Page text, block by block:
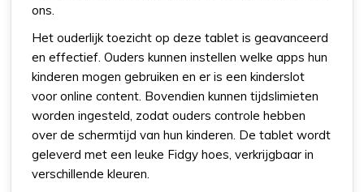
ons.
Het ouderlijk toezicht op deze tablet is geavanceerd
en effectief. Ouders kunnen instellen welke apps hun
kinderen mogen gebruiken en er is een kinderslot
voor online content. Bovendien kunnen tijdslimieten
worden ingesteld, zodat ouders controle hebben
over de schermtijd van hun kinderen. De tablet wordt
geleverd met een leuke Fidgy hoes, verkrijgbaar in
verschillende kleuren.